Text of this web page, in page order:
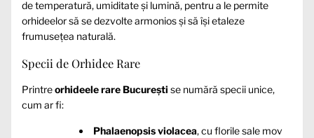
de temperatură, umiditate și lumină, pentru a le permite
orhideelor să se dezvolte armonios și să își etaleze
frumusețea naturală.
Specii de Orhidee Rare
Printreorhideele rare București se numără specii unice,
cum ar fi:
Phalaenopsis violacea, cu florile sale mov